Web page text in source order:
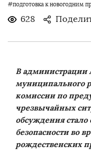
#подготовка к новогодним
628
В администрации
муниципального
комиссии по
чрезвычайных
обсуждения
безопасности во
рождественских